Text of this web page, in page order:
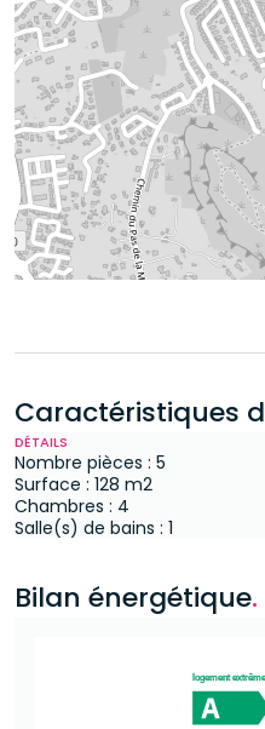
Caractéristiques
DÉTAILS
Nombre pièces : 5
Surface : 128 m2
Chambres : 4
Salle(s) de bains : 1
Bilan énergétique.
logement